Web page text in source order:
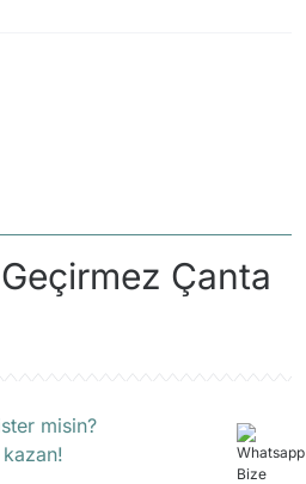
Çanta
misin?